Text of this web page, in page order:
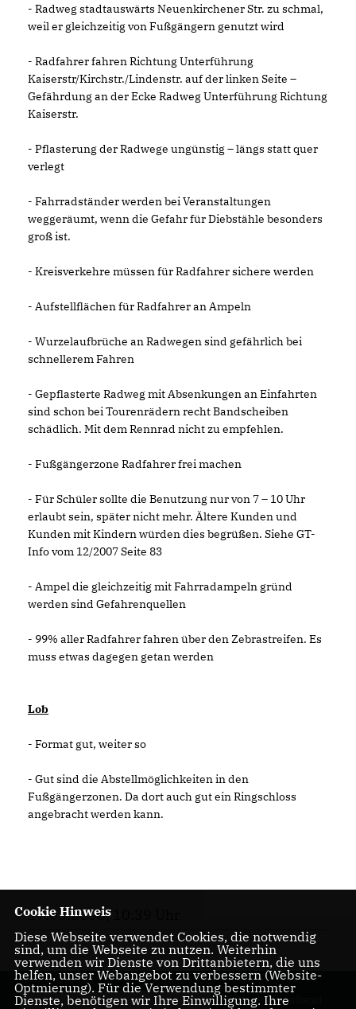
- Radweg stadtauswärts Neuenkirchener Str. zu schmal,
weil er gleichzeitig von Fußgängern genutzt wird
- Radfahrer fahren Richtung Unterführung
Kaiserstr/Kirchstr./Lindenstr. auf der linken Seite –
Gefährdung an der Ecke Radweg Unterführung Richtung
Kaiserstr.
- Pflasterung der Radwege ungünstig – längs statt quer
verlegt
- Fahrradständer werden bei Veranstaltungen
weggeräumt, wenn die Gefahr für Diebstähle besonders
groß ist.
- Kreisverkehre müssen für Radfahrer sichere werden
- Aufstellflächen für Radfahrer an Ampeln
- Wurzelaufbrüche an Radwegen sind gefährlich bei
schnellerem Fahren
- Gepflasterte Radweg mit Absenkungen an Einfahrten
sind schon bei Tourenrädern recht Bandscheiben
schädlich. Mit dem Rennrad nicht zu empfehlen.
- Fußgängerzone Radfahrer frei machen
- Für Schüler sollte die Benutzung nur von 7 – 10 Uhr
erlaubt sein, später nicht mehr. Ältere Kunden und
Kunden mit Kindern würden dies begrüßen. Siehe GT-
Info vom 12/2007 Seite 83
- Ampel die gleichzeitig mit Fahrradampeln gründ
werden sind Gefahrenquellen
- 99% aller Radfahrer fahren über den Zebrastreifen. Es
muss etwas dagegen getan werden
Lob
- Format gut, weiter so
- Gut sind die Abstellmöglichkeiten in den
Fußgängerzonen. Da dort auch gut ein Ringschloss
angebracht werden kann.
17.03.2008, 10:39 Uhr
CDU-Stadtverband
Cookie Hinweis
Diese Webseite verwendet Cookies, die notwendig
sind, um die Webseite zu nutzen. Weiterhin
verwenden wir Dienste von Drittanbietern, die uns
helfen, unser Webangebot zu verbessern (Website-
Optmierung). Für die Verwendung bestimmter
Dienste, benötigen wir Ihre Einwilligung. Ihre